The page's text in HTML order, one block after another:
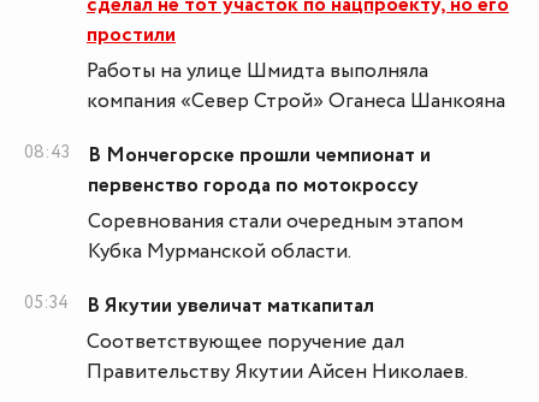
простили
Работы на улице Шмидта выполняла
компания «Север Строй» Оганеса Шанкояна
08:43
В Мончегорске прошли чемпионат и
первенство города по мотокроссу
Соревнования стали очередным этапом
Кубка Мурманской области.
05:34
В Якутии увеличат маткапитал
Соответствующее поручение дал
Правительству Якутии Айсен Николаев.